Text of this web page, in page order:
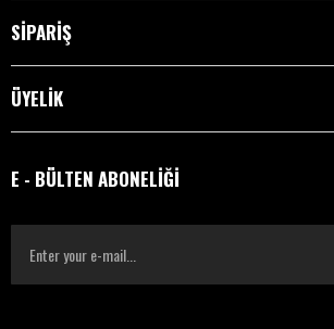
SİPARİŞ
ÜYELİK
E - BÜLTEN ABONELİĞİ